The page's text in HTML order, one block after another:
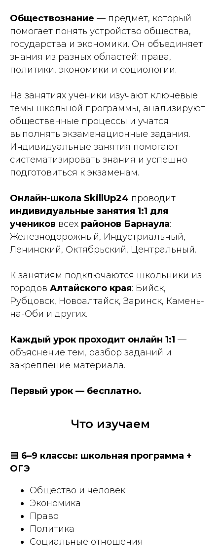
Обществознание — предмет, который
помогает понять устройство общества,
государства и экономики. Он объединяет
знания из разных областей: права,
политики, экономики и социологии.
На занятиях ученики изучают ключевые
темы школьной программы, анализируют
общественные процессы и учатся
выполнять экзаменационные задания.
Индивидуальные занятия помогают
систематизировать знания и успешно
подготовиться к экзаменам.
Онлайн-школа SkillUp24 проводит
индивидуальные занятия 1:1 для
учеников всех районов Барнаула:
Железнодорожный, Индустриальный,
Ленинский, Октябрьский, Центральный.
К занятиям подключаются школьники из
городов Алтайского края: Бийск,
Рубцовск, Новоалтайск, Заринск, Камень-
на-Оби и других.
Каждый урок проходит онлайн 1:1 —
объяснение тем, разбор заданий и
закрепление материала.
Первый урок — бесплатно.
Что изучаем
🟦 6–9 классы: школьная программа +
ОГЭ
Общество и человек
Экономика
Право
Политика
Социальные отношения